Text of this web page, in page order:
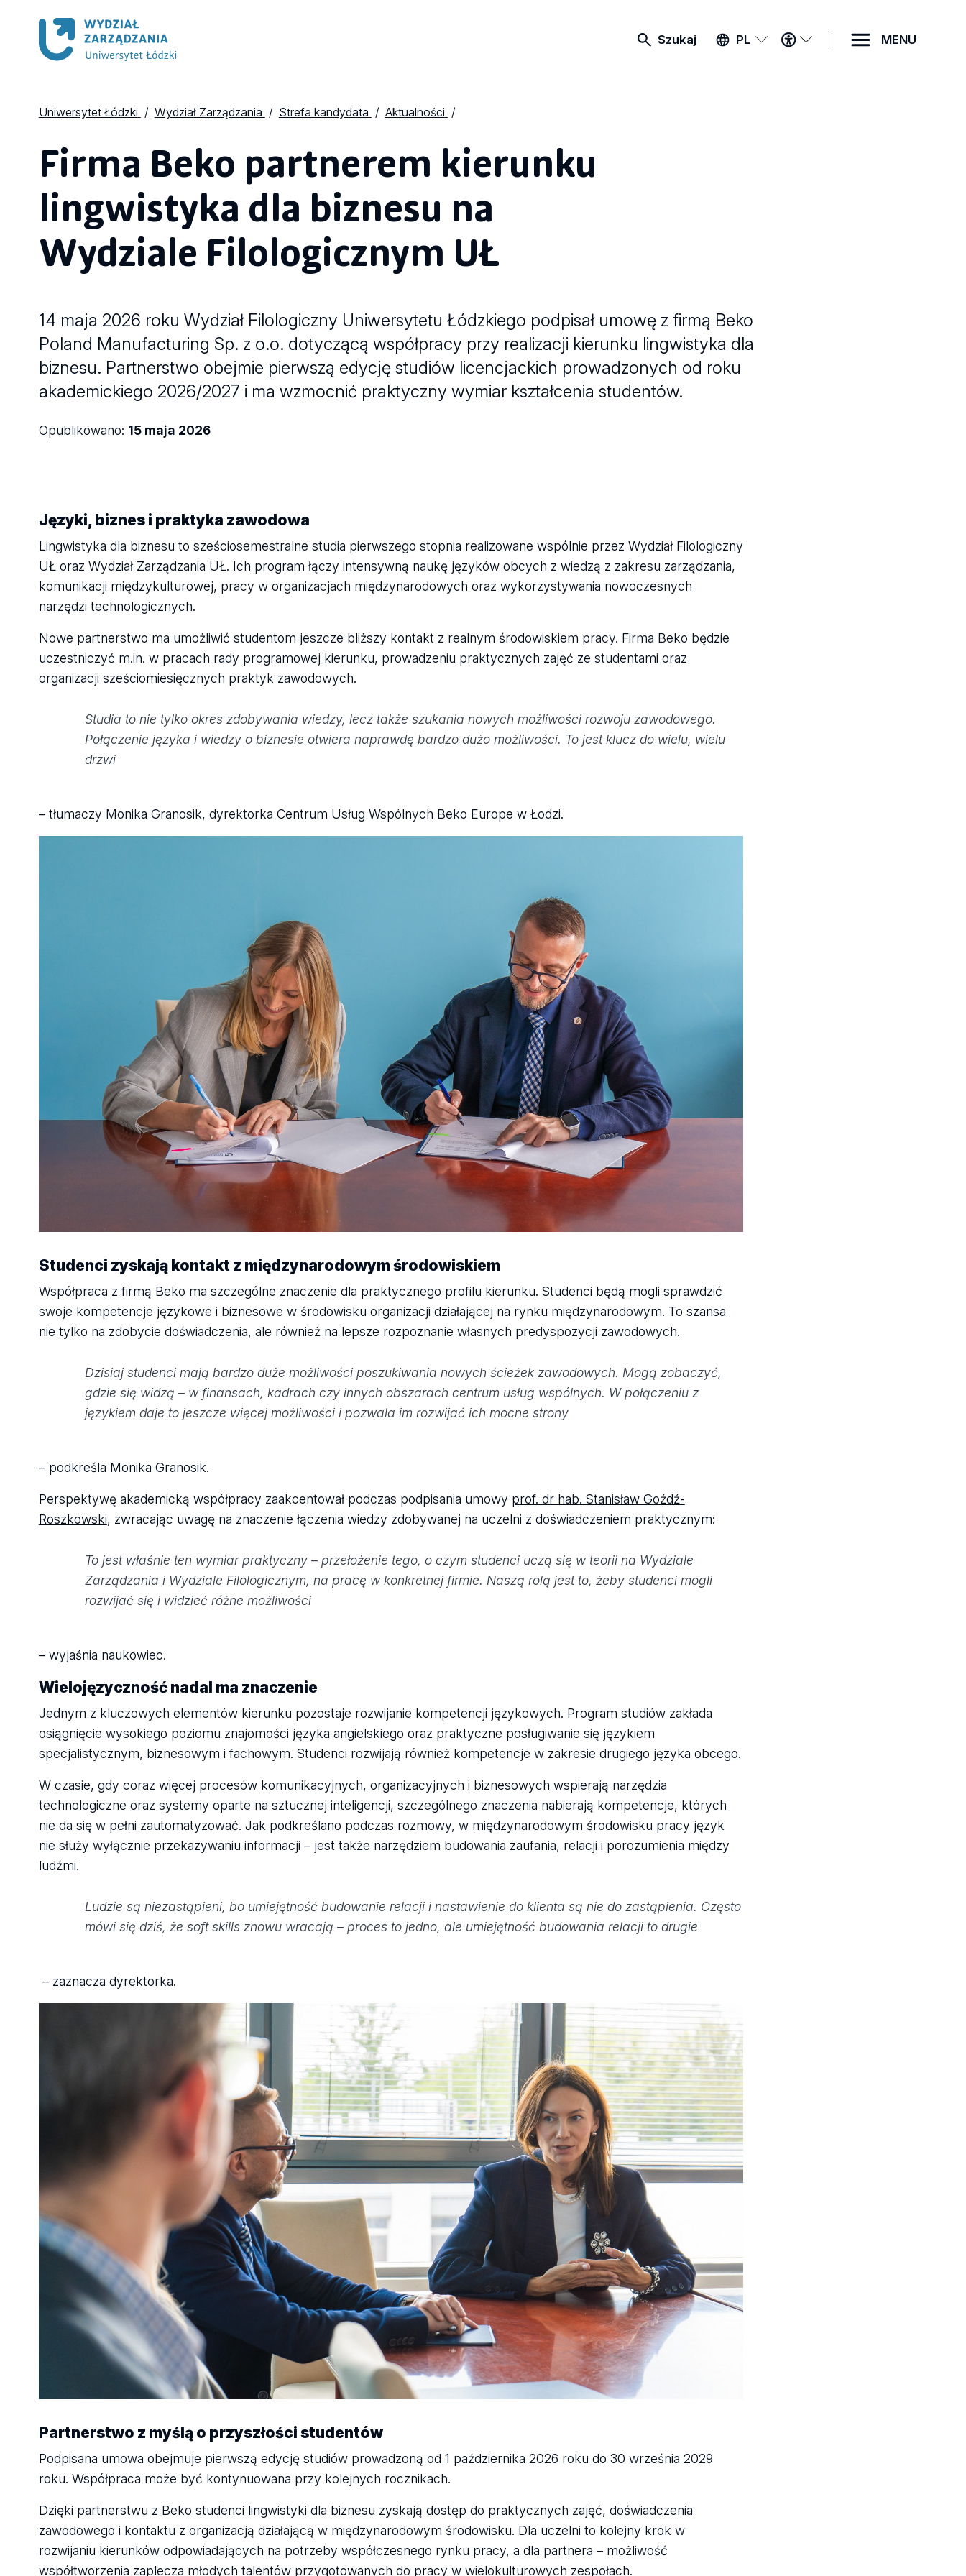
Szukaj PL
MENU
DOSTĘPNOŚCI
MENU
Uniwersytet Łódzki Wydział Zarządzania Strefa kandydata Aktualności
Firma Beko partnerem kierunku
lingwistyka dla biznesu na
Wydziale Filologicznym UŁ
14 maja 2026 roku Wydział Filologiczny Uniwersytetu Łódzkiego podpisał umowę z firmą Beko
Poland Manufacturing Sp. z o.o. dotyczącą współpracy przy realizacji kierunku lingwistyka dla
biznesu. Partnerstwo obejmie pierwszą edycję studiów licencjackich prowadzonych od roku
akademickiego 2026/2027 i ma wzmocnić praktyczny wymiar kształcenia studentów.
Opublikowano: 15 maja 2026
Języki, biznes i praktyka zawodowa
Lingwistyka dla biznesu to sześciosemestralne studia pierwszego stopnia realizowane wspólnie przez Wydział Filologiczny
UŁ oraz Wydział Zarządzania UŁ. Ich program łączy intensywną naukę języków obcych z wiedzą z zakresu zarządzania,
komunikacji międzykulturowej, pracy w organizacjach międzynarodowych oraz wykorzystywania nowoczesnych
narzędzi technologicznych.
Nowe partnerstwo ma umożliwić studentom jeszcze bliższy kontakt z realnym środowiskiem pracy. Firma Beko będzie
uczestniczyć m.in. w pracach rady programowej kierunku, prowadzeniu praktycznych zajęć ze studentami oraz
organizacji sześciomiesięcznych praktyk zawodowych.
Studia to nie tylko okres zdobywania wiedzy, lecz także szukania nowych możliwości rozwoju zawodowego.
Połączenie języka i wiedzy o biznesie otwiera naprawdę bardzo dużo możliwości. To jest klucz do wielu, wielu
drzwi
– tłumaczy Monika Granosik, dyrektorka Centrum Usług Wspólnych Beko Europe w Łodzi.
Studenci zyskają kontakt z międzynarodowym środowiskiem
Współpraca z firmą Beko ma szczególne znaczenie dla praktycznego profilu kierunku. Studenci będą mogli sprawdzić
swoje kompetencje językowe i biznesowe w środowisku organizacji działającej na rynku międzynarodowym. To szansa
nie tylko na zdobycie doświadczenia, ale również na lepsze rozpoznanie własnych predyspozycji zawodowych.
Dzisiaj studenci mają bardzo duże możliwości poszukiwania nowych ścieżek zawodowych. Mogą zobaczyć,
gdzie się widzą – w finansach, kadrach czy innych obszarach centrum usług wspólnych. W połączeniu z
językiem daje to jeszcze więcej możliwości i pozwala im rozwijać ich mocne strony
– podkreśla Monika Granosik.
Perspektywę akademicką współpracy zaakcentował podczas podpisania umowy prof. dr hab. Stanisław Goźdź-
Roszkowski, zwracając uwagę na znaczenie łączenia wiedzy zdobywanej na uczelni z doświadczeniem praktycznym:
To jest właśnie ten wymiar praktyczny – przełożenie tego, o czym studenci uczą się w teorii na Wydziale
Zarządzania i Wydziale Filologicznym, na pracę w konkretnej firmie. Naszą rolą jest to, żeby studenci mogli
rozwijać się i widzieć różne możliwości
– wyjaśnia naukowiec.
Wielojęzyczność nadal ma znaczenie
Jednym z kluczowych elementów kierunku pozostaje rozwijanie kompetencji językowych. Program studiów zakłada
osiągnięcie wysokiego poziomu znajomości języka angielskiego oraz praktyczne posługiwanie się językiem
specjalistycznym, biznesowym i fachowym. Studenci rozwijają również kompetencje w zakresie drugiego języka obcego.
W czasie, gdy coraz więcej procesów komunikacyjnych, organizacyjnych i biznesowych wspierają narzędzia
technologiczne oraz systemy oparte na sztucznej inteligencji, szczególnego znaczenia nabierają kompetencje, których
nie da się w pełni zautomatyzować. Jak podkreślano podczas rozmowy, w międzynarodowym środowisku pracy język
nie służy wyłącznie przekazywaniu informacji – jest także narzędziem budowania zaufania, relacji i porozumienia między
ludźmi.
Ludzie są niezastąpieni, bo umiejętność budowanie relacji i nastawienie do klienta są nie do zastąpienia. Często
mówi się dziś, że soft skills znowu wracają – proces to jedno, ale umiejętność budowania relacji to drugie
– zaznacza dyrektorka.
Partnerstwo z myślą o przyszłości studentów
Podpisana umowa obejmuje pierwszą edycję studiów prowadzoną od 1 października 2026 roku do 30 września 2029
roku. Współpraca może być kontynuowana przy kolejnych rocznikach.
Dzięki partnerstwu z Beko studenci lingwistyki dla biznesu zyskają dostęp do praktycznych zajęć, doświadczenia
zawodowego i kontaktu z organizacją działającą w międzynarodowym środowisku. Dla uczelni to kolejny krok w
rozwijaniu kierunków odpowiadających na potrzeby współczesnego rynku pracy, a dla partnera – możliwość
współtworzenia zaplecza młodych talentów przygotowanych do pracy w wielokulturowych zespołach.